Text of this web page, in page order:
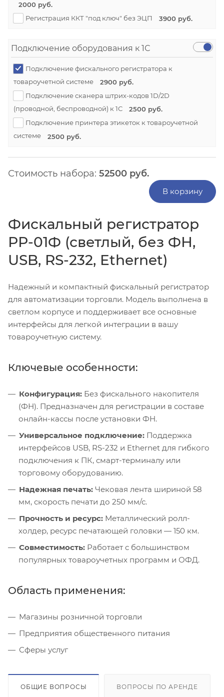
2000 руб.
Регистрация ККТ "под ключ" без ЭЦП
3900 руб.
Подключение оборудования к 1С
Подключение фискального регистратора к
товароучетной системе
2900 руб.
Подключение сканера штрих-кодов 1D/2D
(проводной, беспроводной) к 1С
2500 руб.
Подключение принтера этикеток к товароучетной
системе
2500 руб.
Стоимость набора: 52500 руб.
В корзину
Фискальный регистратор
РР-01Ф (светлый, без ФН,
USB, RS-232, Ethernet)
Надежный и компактный фискальный регистратор
для автоматизации торговли. Модель выполнена в
светлом корпусе и поддерживает все основные
интерфейсы для легкой интеграции в вашу
товароучетную систему.
Ключевые особенности:
Конфигурация: Без фискального накопителя
(ФН). Предназначен для регистрации в составе
онлайн-кассы после установки ФН.
Универсальное подключение: Поддержка
интерфейсов USB, RS-232 и Ethernet для гибкого
подключения к ПК, смарт-терминалу или
торговому оборудованию.
Надежная печать: Чековая лента шириной 58
мм, скорость печати до 250 мм/с.
Прочность и ресурс: Металлический ролл-
холдер, ресурс печатающей головки — 150 км.
Совместимость: Работает с большинством
популярных товароучетных программ и ОФД.
Область применения:
Магазины розничной торговли
Предприятия общественного питания
Сферы услуг
ОБЩИЕ ВОПРОСЫ ВОПРОСЫ ПО АРЕНДЕ